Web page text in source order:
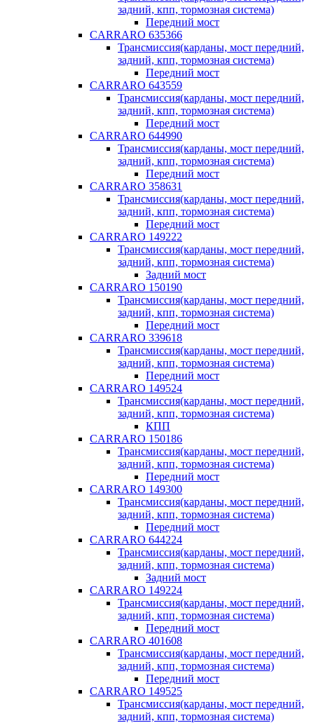
задний, кпп, тормозная система)
Передний мост
CARRARO 635366
Трансмиссия(карданы, мост передний,
задний, кпп, тормозная система)
Передний мост
CARRARO 643559
Трансмиссия(карданы, мост передний,
задний, кпп, тормозная система)
Передний мост
CARRARO 644990
Трансмиссия(карданы, мост передний,
задний, кпп, тормозная система)
Передний мост
CARRARO 358631
Трансмиссия(карданы, мост передний,
задний, кпп, тормозная система)
Передний мост
CARRARO 149222
Трансмиссия(карданы, мост передний,
задний, кпп, тормозная система)
Задний мост
CARRARO 150190
Трансмиссия(карданы, мост передний,
задний, кпп, тормозная система)
Передний мост
CARRARO 339618
Трансмиссия(карданы, мост передний,
задний, кпп, тормозная система)
Передний мост
CARRARO 149524
Трансмиссия(карданы, мост передний,
задний, кпп, тормозная система)
КПП
CARRARO 150186
Трансмиссия(карданы, мост передний,
задний, кпп, тормозная система)
Передний мост
CARRARO 149300
Трансмиссия(карданы, мост передний,
задний, кпп, тормозная система)
Передний мост
CARRARO 644224
Трансмиссия(карданы, мост передний,
задний, кпп, тормозная система)
Задний мост
CARRARO 149224
Трансмиссия(карданы, мост передний,
задний, кпп, тормозная система)
Передний мост
CARRARO 401608
Трансмиссия(карданы, мост передний,
задний, кпп, тормозная система)
Передний мост
CARRARO 149525
Трансмиссия(карданы, мост передний,
задний, кпп, тормозная система)